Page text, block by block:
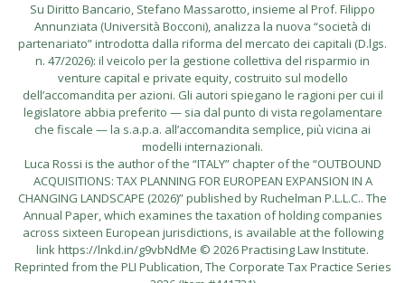
Su Diritto Bancario, Stefano Massarotto, insieme al Prof. Filippo
Annunziata (Università Bocconi), analizza la nuova “società di
partenariato” introdotta dalla riforma del mercato dei capitali (D.lgs.
n. 47/2026): il veicolo per la gestione collettiva del risparmio in
venture capital e private equity, costruito sul modello
dell’accomandita per azioni. Gli autori spiegano le ragioni per cui il
legislatore abbia preferito — sia dal punto di vista regolamentare
che fiscale — la s.a.p.a. all’accomandita semplice, più vicina ai
modelli internazionali.
Luca Rossi is the author of the “ITALY” chapter of the “OUTBOUND
ACQUISITIONS: TAX PLANNING FOR EUROPEAN EXPANSION IN A
CHANGING LANDSCAPE (2026)” published by Ruchelman P.L.L.C.. The
Annual Paper, which examines the taxation of holding companies
across sixteen European jurisdictions, is available at the following
link https://lnkd.in/g9vbNdMe © 2026 Practising Law Institute.
Reprinted from the PLI Publication, The Corporate Tax Practice Series